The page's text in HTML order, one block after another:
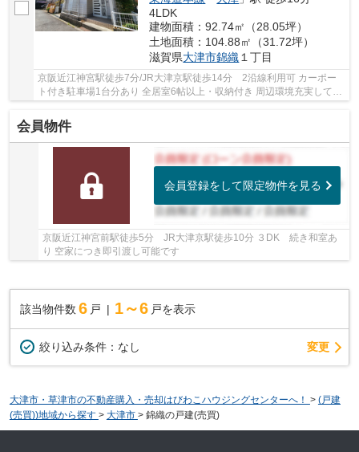
4LDK
建物面積：92.74㎡（28.05坪）
土地面積：104.88㎡（31.72坪）
滋賀県大津市錦織 １丁目
京阪近江神宮駅徒歩7分/JR大津京駅徒歩14分 2沿線利用可 カーポー
ト付き駐車場1台分あり 全居室6帖以上・収納付き 周辺環境充実してい
会員物件
会員登録をして限定物件を見る
京阪近江神宮前駅徒歩5分 JR大津京駅徒歩10分 ３DK 続き和室あ
り 空家につき即引渡し可能です
該当物件数 6 戸 1～6 戸を表示
絞り込み条件： なし 変更
大津市・草津市の不動産購入・売却はびわこハウジングセンターへ！ > (戸建
(売買))地域から探す > 大津市 > 錦織の戸建(売買)